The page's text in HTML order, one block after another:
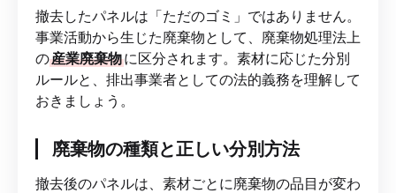
撤去したパネルは「ただのゴミ」ではありません。
事業活動から生じた廃棄物として、廃棄物処理法上
の産業廃棄物に区分されます。素材に応じた分別
ルールと、排出事業者としての法的義務を理解して
おきましょう。
廃棄物の種類と正しい分別方法
撤去後のパネルは、素材ごとに廃棄物の品目が変わ